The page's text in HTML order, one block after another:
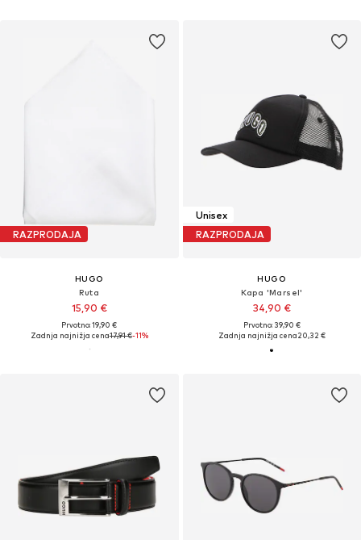
RAZPRODAJA
HUGO
Ruta
15,90 €
Prvotno: 19,90 €
Zadnja najnižja cena17,91 €-11%
Unisex
RAZPRODAJA
HUGO
Kapa 'Marsel'
34,90 €
Prvotno: 39,90 €
Zadnja najnižja cena20,32 €